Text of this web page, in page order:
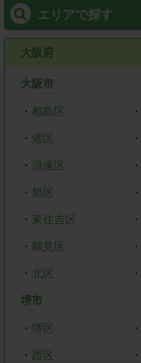
エリアで探す
大阪府
大阪市
・ 都島区 ・
・ 港区 ・
・ 浪速区 ・
・ 旭区 ・
・ 東住吉区 ・
・ 鶴見区 ・
・ 北区 ・
堺市
・ 堺区 ・
・ 西区 ・